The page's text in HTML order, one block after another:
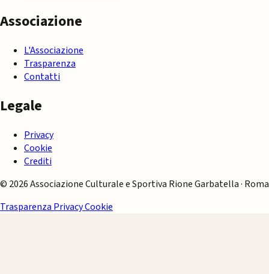
Associazione
L'Associazione
Trasparenza
Contatti
Legale
Privacy
Cookie
Crediti
© 2026 Associazione Culturale e Sportiva Rione Garbatella · Roma
Trasparenza PrivacyCookie